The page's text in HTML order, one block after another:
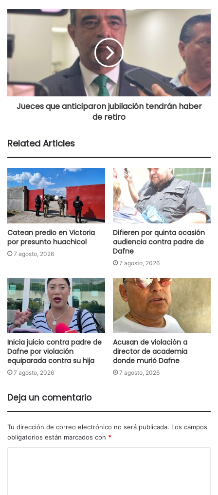
Jueces que anticiparon jubilación tendrán haber
de retiro
Related Articles
Catean predio en Victoria
por presunto huachicol
7 agosto, 2026
Difieren por quinta ocasión
audiencia contra padre de
Dafne
7 agosto, 2026
Inicia juicio contra padre de
Dafne por violación
equiparada contra su hija
7 agosto, 2026
Acusan de violación a
director de academia
donde murió Dafne
7 agosto, 2026
Deja un comentario
Tu dirección de correo electrónico no será publicada. Los campos
obligatorios están marcados con *